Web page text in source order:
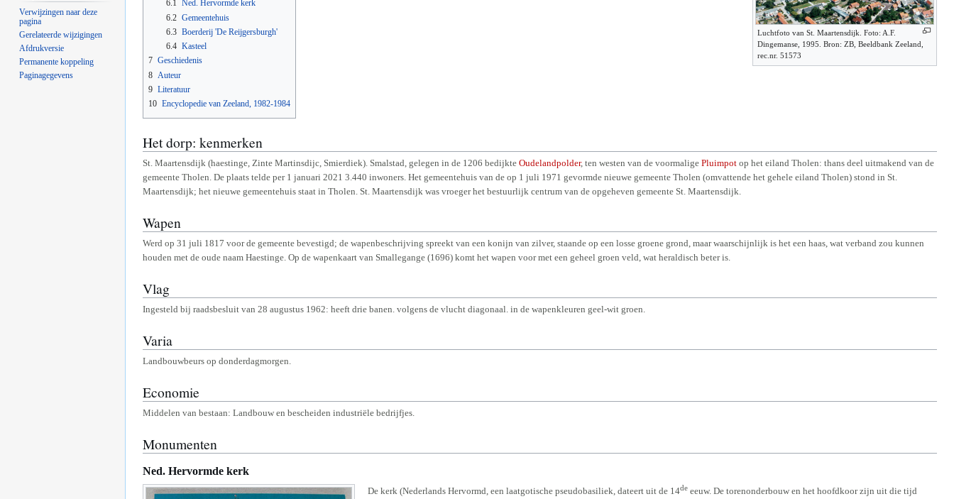
Luchtfoto van St. Maartensdijk. Foto: A.F.
Dingemanse, 1995. Bron: ZB, Beeldbank Zeeland,
rec.nr. 51573
6.1 Ned. Hervormde kerk
6.2 Gemeentehuis
6.3 Boerderij 'De Reijgersburgh'
6.4 Kasteel
7 Geschiedenis
8 Auteur
9 Literatuur
10 Encyclopedie van Zeeland, 1982-1984
Het dorp: kenmerken
St. Maartensdijk (haestinge, Zinte Martinsdijc, Smierdiek). Smalstad, gelegen in de 1206 bedijkte Oudelandpolder, ten westen van de voormalige Pluimpot op het eiland Tholen: thans deel uitmakend van de
gemeente Tholen. De plaats telde per 1 januari 2021 3.440 inwoners. Het gemeentehuis van de op 1 juli 1971 gevormde nieuwe gemeente Tholen (omvattende het gehele eiland Tholen) stond in St.
Maartensdijk; het nieuwe gemeentehuis staat in Tholen. St. Maartensdijk was vroeger het bestuurlijk centrum van de opgeheven gemeente St. Maartensdijk.
Wapen
Werd op 31 juli 1817 voor de gemeente bevestigd; de wapenbeschrijving spreekt van een konijn van zilver, staande op een losse groene grond, maar waarschijnlijk is het een haas, wat verband zou kunnen
houden met de oude naam Haestinge. Op de wapenkaart van Smallegange (1696) komt het wapen voor met een geheel groen veld, wat heraldisch beter is.
Vlag
Ingesteld bij raadsbesluit van 28 augustus 1962: heeft drie banen. volgens de vlucht diagonaal. in de wapenkleuren geel-wit groen.
Varia
Landbouwbeurs op donderdagmorgen.
Economie
Middelen van bestaan: Landbouw en bescheiden industriële bedrijfjes.
Monumenten
Ned. Hervormde kerk
De kerk (Nederlands Hervormd, een laatgotische pseudobasiliek, dateert uit de 14de eeuw. De torenonderbouw en het hoofdkoor zijn uit die tijd
Verwijzingen naar deze
pagina
Gerelateerde wijzigingen
Afdrukversie
Permanente koppeling
Paginagegevens